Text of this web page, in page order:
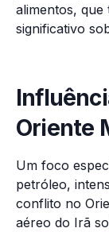
alimentos, que
significativo
Oriente
Um foco
petróleo,
conflito no
aéreo do Irã